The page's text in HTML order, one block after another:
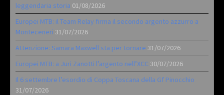
leggendaria storia 01/08/2026
Europei MTB: il Team Relay firma il secondo argento azzurro a
Monteceneri 31/07/2026
Attenzione: Samara Maxwell sta per tornare 31/07/2026
Europei MTB: a Juri Zanotti l’argento nell’XCC 30/07/2026
Il 6 settembre l’esordio di Coppa Toscana della Gf Pinocchio
31/07/2026